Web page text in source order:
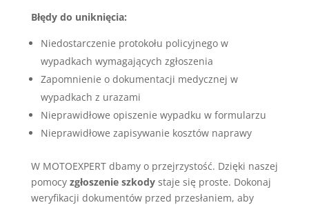
Błędy do uniknięcia:
Niedostarczenie protokołu policyjnego w
wypadkach wymagających zgłoszenia
Zapomnienie o dokumentacji medycznej w
wypadkach z urazami
Nieprawidłowe opiszenie wypadku w formularzu
Nieprawidłowe zapisywanie kosztów naprawy
W MOTOEXPERT dbamy o przejrzystość. Dzięki naszej
pomocy zgłoszenie szkodystaje się proste. Dokonaj
weryfikacji dokumentów przed przesłaniem, aby